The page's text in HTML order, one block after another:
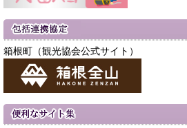
箱根町（観光協会公式サイト）